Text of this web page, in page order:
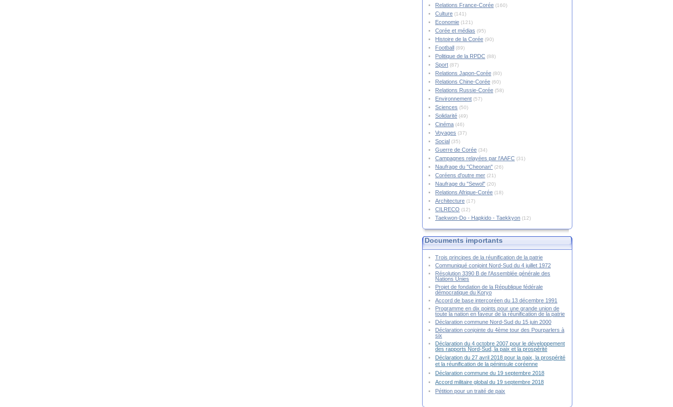
Relations France-Corée (160)
Culture (141)
Economie (121)
Corée et médias (95)
Histoire de la Corée (90)
Football (89)
Politique de la RPDC (88)
Sport (87)
Relations Japon-Corée (80)
Relations Chine-Corée (60)
Relations Russie-Corée (58)
Environnement (57)
Sciences (50)
Solidarité (49)
Cinéma (46)
Voyages (37)
Social (35)
Guerre de Corée (34)
Campagnes relayées par l'AAFC (31)
Naufrage du "Cheonan" (26)
Coréens d'outre mer (21)
Naufrage du "Sewol" (20)
Relations Afrique-Corée (18)
Architecture (17)
CILRECO (12)
Taekwon-Do - Hapkido - Taekkyon (12)
Documents importants
Trois principes de la réunification de la patrie
Communiqué conjoint Nord-Sud du 4 juillet 1972
Résolution 3390 B de l'Assemblée générale des
Nations Unies
Projet de fondation de la République fédérale
démocratique du Koryo
Accord de base intercoréen du 13 décembre 1991
Programme en dix points pour une grande union de
toute la nation en faveur de la réunification de la patrie
Déclaration commune Nord-Sud du 15 juin 2000
Déclaration conjointe du 4ème tour des Pourparlers à
six
Déclaration du 4 octobre 2007 pour le développement
des rapports Nord-Sud, la paix et la prospérité
Déclaration du 27 avril 2018 pour la paix, la prospérité
et la réunification de la péninsule coréenne
Déclaration commune du 19 septembre 2018
Accord militaire global du 19 septembre 2018
Pétition pour un traité de paix